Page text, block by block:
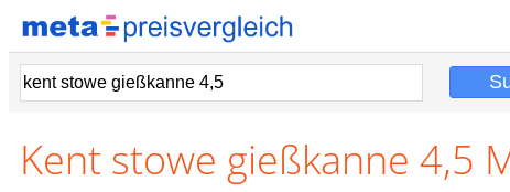
Kent stowe gießkanne 4,5